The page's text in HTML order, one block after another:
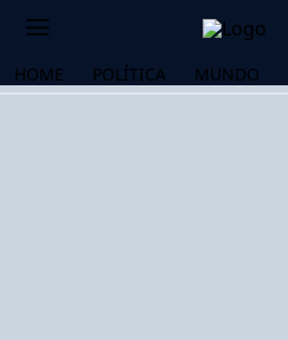
HOME POLÍTICA MUNDO